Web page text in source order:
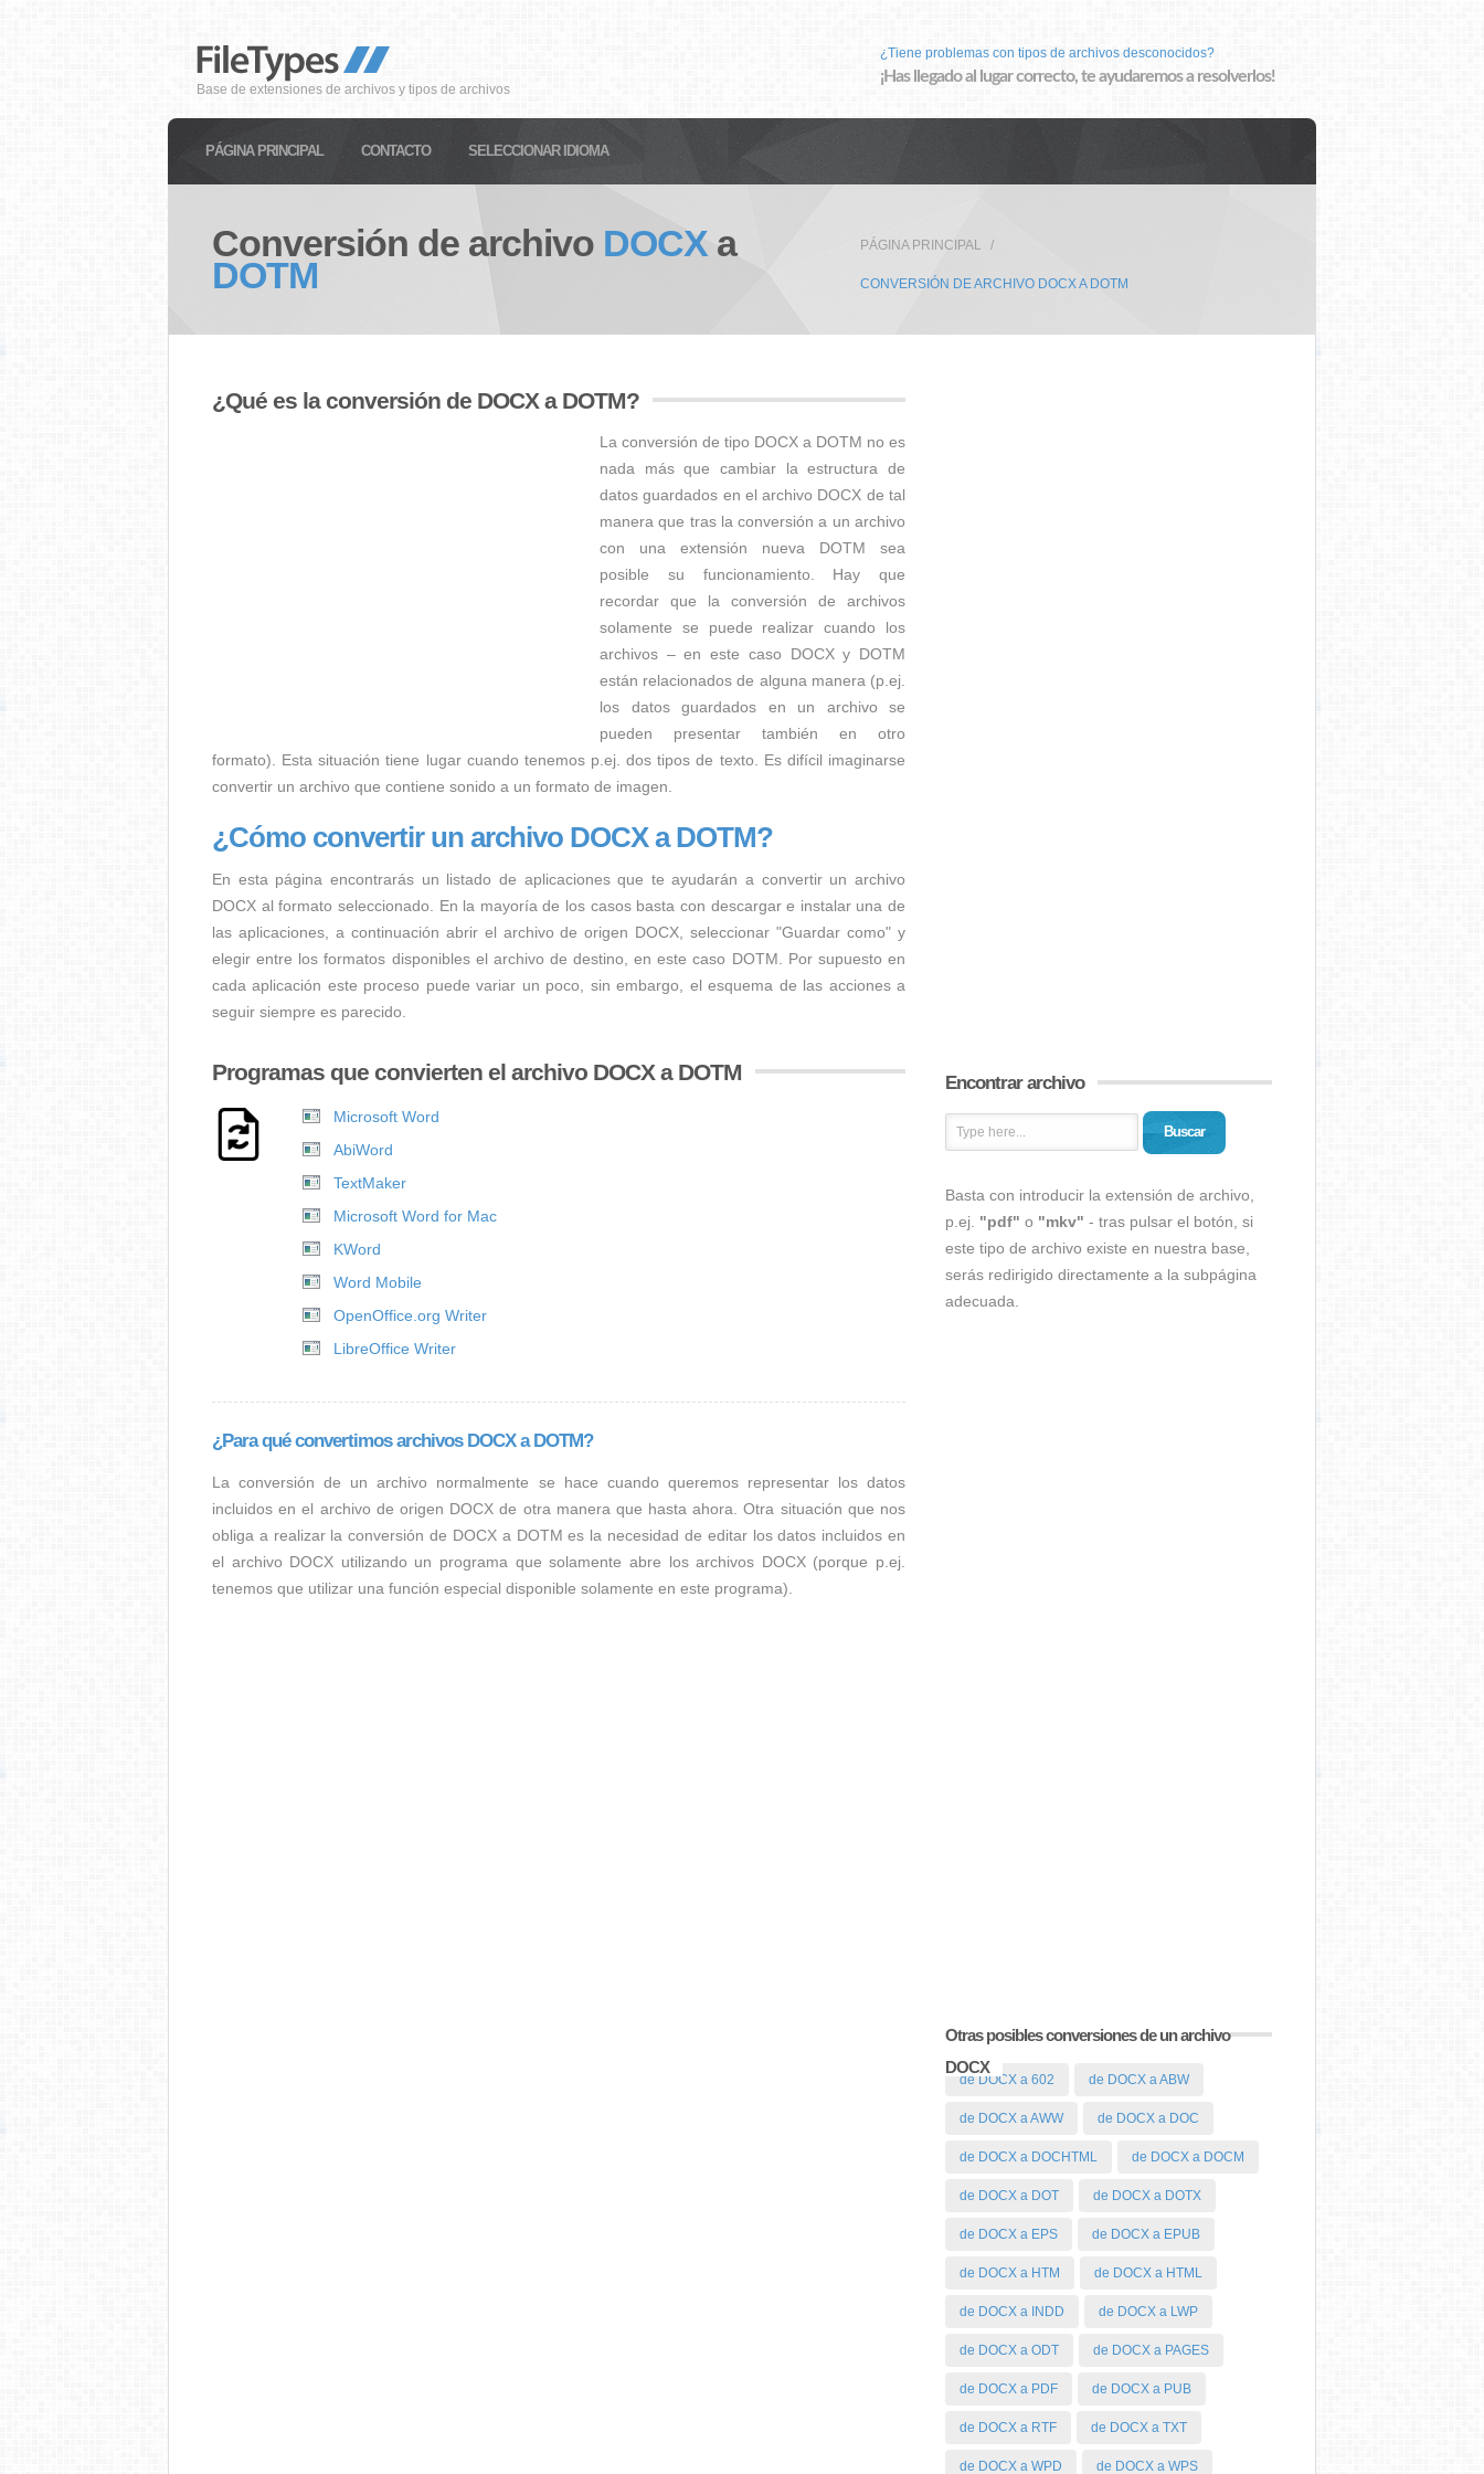
Base de extensiones de archivos y tipos de archivos
¿Tiene problemas con tipos de archivos desconocidos?
¡Has llegado al lugar correcto, te ayudaremos a resolverlos!
PÁGINA PRINCIPAL CONTACTO SELECCIONAR IDIOMA
Conversión de archivo DOCX a
DOTM
PÁGINA PRINCIPAL
CONVERSIÓN DE ARCHIVO DOCX A DOTM
¿Qué es la conversión de DOCX a DOTM?
La conversión de tipo DOCX a DOTM no es
nada más que cambiar la estructura de
datos guardados en el archivo DOCX de tal
manera que tras la conversión a un archivo
con una extensión nueva DOTM sea
posible su funcionamiento. Hay que
recordar que la conversión de archivos
solamente se puede realizar cuando los
archivos – en este caso DOCX y DOTM
están relacionados de alguna manera (p.ej.
los datos guardados en un archivo se
pueden presentar también en otro
formato). Esta situación tiene lugar cuando tenemos p.ej. dos tipos de texto. Es difícil imaginarse
convertir un archivo que contiene sonido a un formato de imagen.
¿Cómo convertir un archivo DOCX a DOTM?
En esta página encontrarás un listado de aplicaciones que te ayudarán a convertir un archivo
DOCX al formato seleccionado. En la mayoría de los casos basta con descargar e instalar una de
las aplicaciones, a continuación abrir el archivo de origen DOCX, seleccionar "Guardar como" y
elegir entre los formatos disponibles el archivo de destino, en este caso DOTM. Por supuesto en
cada aplicación este proceso puede variar un poco, sin embargo, el esquema de las acciones a
seguir siempre es parecido.
Programas que convierten el archivo DOCX a DOTM
Microsoft Word
AbiWord
TextMaker
Microsoft Word for Mac
KWord
Word Mobile
OpenOffice.org Writer
LibreOffice Writer
¿Para qué convertimos archivos DOCX a DOTM?
La conversión de un archivo normalmente se hace cuando queremos representar los datos
incluidos en el archivo de origen DOCX de otra manera que hasta ahora. Otra situación que nos
obliga a realizar la conversión de DOCX a DOTM es la necesidad de editar los datos incluidos en
el archivo DOCX utilizando un programa que solamente abre los archivos DOCX (porque p.ej.
tenemos que utilizar una función especial disponible solamente en este programa).
Encontrar archivo
Buscar
Basta con introducir la extensión de archivo,
p.ej. "pdf" o "mkv" - tras pulsar el botón, si
este tipo de archivo existe en nuestra base,
serás redirigido directamente a la subpágina
adecuada.
Otras posibles conversiones de un archivo
DOCX
de DOCX a 602 de DOCX a ABW
de DOCX a AWW de DOCX a DOC
de DOCX a DOCHTML de DOCX a DOCM
de DOCX a DOT de DOCX a DOTX
de DOCX a EPS de DOCX a EPUB
de DOCX a HTM de DOCX a HTML
de DOCX a INDD de DOCX a LWP
de DOCX a ODT de DOCX a PAGES
de DOCX a PDF de DOCX a PUB
de DOCX a RTF de DOCX a TXT
de DOCX a WPD de DOCX a WPS